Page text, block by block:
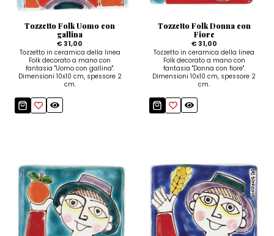
Tozzetto Folk Uomo con
gallina
€ 31,00
Tozzetto in ceramica della linea
Folk decorato a mano con
fantasia "Uomo con gallina".
Dimensioni 10x10 cm, spessore 2
cm.
Tozzetto Folk Donna con
Fiore
€ 31,00
Tozzetto in ceramica della linea
Folk decorato a mano con
fantasia "Donna con fiore".
Dimensioni 10x10 cm, spessore 2
cm.